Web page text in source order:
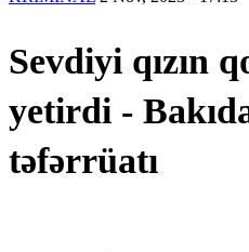
Sevdiyi qızın
yetirdi -
təfərrüatı